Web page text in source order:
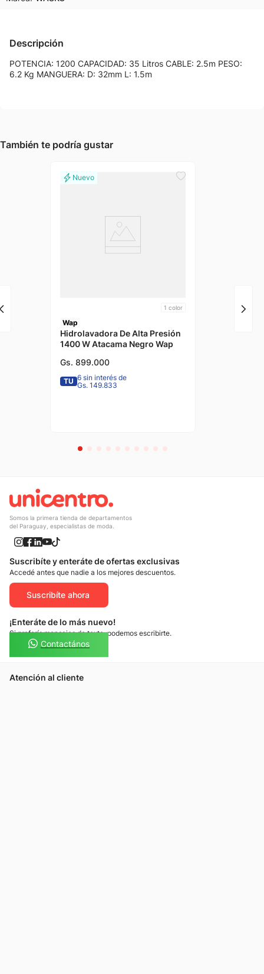
Descripción
POTENCIA: 1200 CAPACIDAD: 35 Litros CABLE: 2.5m PESO:
6.2 Kg MANGUERA: D: 32mm L: 1.5m
También te podría gustar
1 color
Wap
Hidrolavadora De Alta Presión
1400 W Atacama Negro Wap
Gs. 899.000
TU 6 sin interés de
Gs. 149.833
Somos la primera tienda de departamentos
del Paraguay, especialistas de moda.
Suscribíte y enteráte de ofertas exclusivas
Accedé antes que nadie a los mejores descuentos.
Suscribíte ahora
¡Enteráte de lo más nuevo!
Si preferís mensajes de texto, podemos escribirte.
Contactános
Atención al cliente